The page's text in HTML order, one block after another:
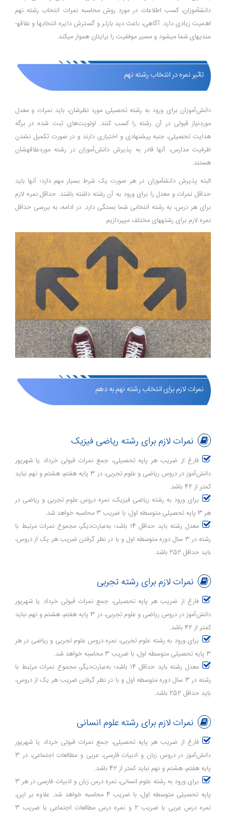
دانش­آموزان، کسب اطلاعات در مورد روش محاسبه نمرات انتخاب رشته نهم
اهمیت زیادی دارد. آگاهی، باعث دید بازتر و گسترش دایره انتخاب­ها و علاقه­
مندی­های شما می­شود و مسیر موفقیت را برای­تان هموار می­کند.
تاثیر نمره در انتخاب رشته نهم
دانش‌آموزان برای ورود به رشته تحصیلی مورد نظرشان، باید نمرات و معدل
موردنیاز قبولی در آن رشته را کسب کنند. اولویت‌های ثبت شده در برگه
هدایت تحصیلی، جنبه پیشنهادی و اختیاری دارند و در صورت تکمیل نشدن
ظرفیت مدارس، آن­ها قادر به پذیرش دانش‌آموزان در رشته موردعلاقه­شان
هستند.
البته پذیرش دانش­آموزان در هر صورت یک شرط بسیار مهم دارد؛ آن­ها باید
حداقل نمرات و معدل را برای ورود به آن رشته داشته باشند. حداقل نمره لازم
برای هر درس، به رشته انتخابی شما بستگی دارد. در ادامه، به بررسی حداقل
نمره لازم برای رشته­های مختلف می­پردازیم.
نمرات لازم برای انتخاب رشته نهم به دهم
نمرات لازم برای رشته ریاضی فیزیک
فارغ از ضریب هر پایه تحصیلی، جمع نمرات قبولی خرداد یا شهریور
دانش‌آموز در دروس ریاضی و علوم تجربی، در 3 پایه هفتم، هشتم و نهم نباید
کمتر از 42 باشد.
برای ورود به رشته ریاضی فیزیک، نمره دروس علوم تجربی و ریاضی در
هر 3 پایه تحصیلی متوسطه اول، با ضریب 3 محاسبه خواهد شد.
معدل رشته باید حداقل 14 باشد؛ به‌عبارت‌دیگر، مجموع نمرات مرتبط با
رشته در 3 سال دوره متوسطه اول و با در نظر گرفتن ضریب هر یک از دروس،
باید حداقل 252 باشد.
نمرات لازم برای رشته تجربی
فارغ از ضریب هر پایه تحصیلی، جمع نمرات قبولی خرداد یا شهریور
دانش‌آموز در دروس ریاضی و علوم تجربی، در 3 پایه هفتم، هشتم و نهم نباید
کمتر از 42 باشد.
برای ورود به رشته علوم تجربی، نمره دروس علوم تجربی و ریاضی در هر
3 پایه تحصیلی متوسطه اول، با ضریب 3 محاسبه خواهد شد.
معدل رشته باید حداقل 14 باشد؛ به‌عبارت‌دیگر، مجموع نمرات مرتبط با
رشته در 3 سال دوره متوسطه اول و با در نظر گرفتن ضریب هر یک از دروس،
باید حداقل 252 باشد.
نمرات لازم برای رشته علوم انسانی
فارغ از ضریب هر پایه تحصیلی، جمع نمرات قبولی خرداد یا شهریور
دانش‌آموز در دروس زبان و ادبیات فارسی، عربی و مطالعات اجتماعی، در 3
پایه هفتم، هشتم و نهم نباید کمتر از 42 باشد.
برای ورود به رشته علوم انسانی، نمره درس زبان و ادبیات فارسی در هر 3
پایه تحصیلی متوسطه اول، با ضریب 4 محاسبه خواهد شد. علاوه بر این،
نمره درس عربی با ضریب 2 و نمره درس مطالعات اجتماعی با ضریب 3